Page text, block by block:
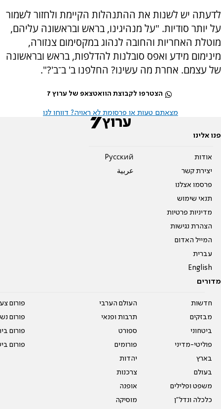
לדעתה יש לשנות את ההתנהלות הקיימת ולחזור לשמור
על יותר סודיות. "על מנהיגינו, בראש ובראשונה עליהם,
מוטלת האחריות והחובה לנהוג במקסימום צנזורה,
מינימום מידע ואפס סובלנות להדלפות, בראש ובראשונה
של עצמם. אחרת מה עשינו? החלפנו ב' ב־ב'?".
הצטרפו לקבוצת הוואטצאפ של ערוץ 7
מצאתם טעות או פרסומת לא ראויה? דווחו לנו
פנו אלינו
אודות
יצירת קשר
פרסמו אצלנו
תנאי שימוש
מדיניות פרטיות
הצהרת נגישות
המייל האדום
עברית
English
Pусский
عربية
מדורים
חדשות
מבזקים
ביטחוני
פוליטי-מדיני
בארץ
בעולם
משפט ופלילים
כלכלה ונדל"ן
העולם הערבי
תרבות ופנאי
ספורט
פורומים
יהדות
צרכנות
אופנה
מוסיקה
פורום
פורום
פורום
פורום